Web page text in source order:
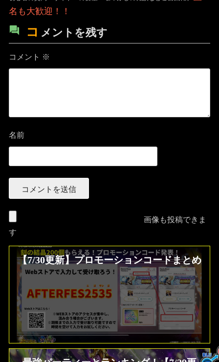
名も大歓迎！！
コ メントを残す
コメント ※
名前
画像も投稿できま
す
【7/30更新】プロモーションコードまとめ